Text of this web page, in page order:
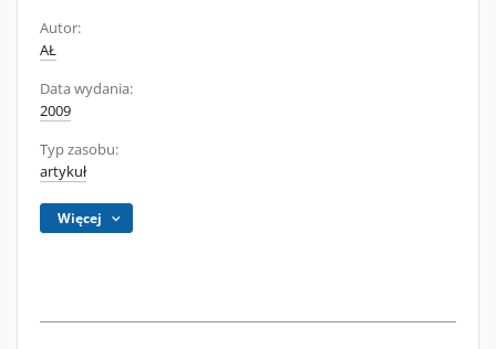
Autor:
AŁ
Data wydania:
2009
Typ zasobu:
artykuł
Więcej